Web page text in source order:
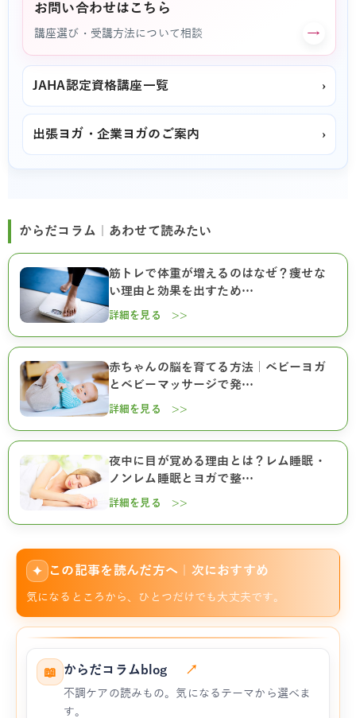
お問い合わせはこちら
講座選び・受講方法について相談 →
JAHA認定資格講座一覧 ›
出張ヨガ・企業ヨガのご案内 ›
からだコラム｜あわせて読みたい
筋トレで体重が増えるのはなぜ？痩せな
い理由と効果を出すため…
詳細を見る >>
赤ちゃんの脳を育てる方法｜ベビーヨガ
とベビーマッサージで発…
詳細を見る >>
夜中に目が覚める理由とは？レム睡眠・
ノンレム睡眠とヨガで整…
詳細を見る >>
✦ この記事を読んだ方へ｜次におすすめ
気になるところから、ひとつだけでも大丈夫です。
📖 からだコラムblog ↗
不調ケアの読みもの。気になるテーマから選べま
す。